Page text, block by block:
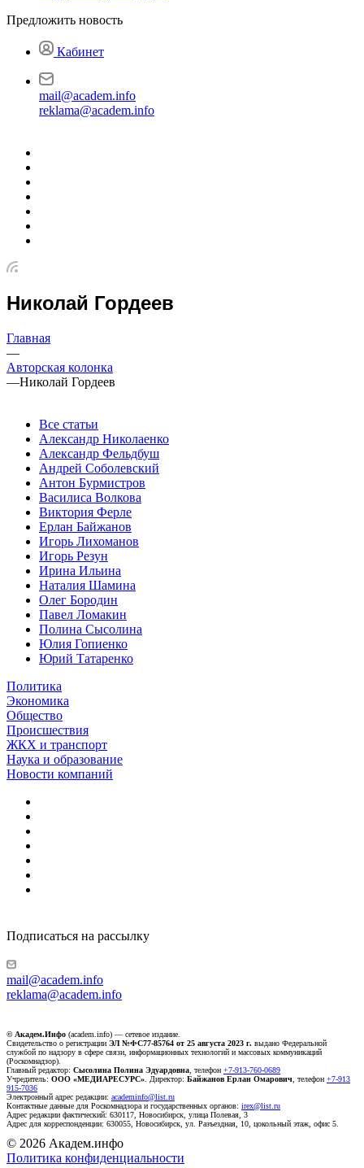
Предложить новость
Кабинет
mail@academ.info
reklama@academ.info
Николай Гордеев
Главная
—
Авторская колонка
—Николай Гордеев
Все статьи
Александр Николаенко
Александр Фельдбуш
Андрей Соболевский
Антон Бурмистров
Василиса Волкова
Виктория Ферле
Ерлан Байжанов
Игорь Лихоманов
Игорь Резун
Ирина Ильина
Наталия Шамина
Олег Бородин
Павел Ломакин
Полина Сысолина
Юлия Гопиенко
Юрий Татаренко
Политика
Экономика
Общество
Происшествия
ЖКХ и транспорт
Наука и образование
Новости компаний
Подписаться на рассылку
mail@academ.info
reklama@academ.info
© Академ.Инфо (academ.info) — сетевое издание.
Свидетельство о регистрации ЭЛ №ФС77-85764 от 25 августа 2023 г. выдано Федеральной
службой по надзору в сфере связи, информационных технологий и массовых коммуникаций
(Роскомнадзор).
Главный редактор: Сысолина Полина Эдуардовна , телефон +7-913-760-0689
Учредитель: ООО «МЕДИАРЕСУРС» . Директор: Байжанов Ерлан Омарович , телефон +7-913
915-7036
Электронный адрес редакции: academinfo@list.ru
Контактные данные для Роскомнадзора и государственных органов: irex@list.ru
Адрес редакции фактический: 630117, Новосибирск, улица Полевая, 3
Адрес для корреспонденции: 630055, Новосибирск, ул. Разъездная, 10, цокольный этаж, офис 5.
© 2026 Академ.инфо
Политика конфиденциальности